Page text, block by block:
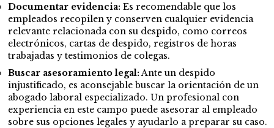
Documentar evidencia: Es recomendable que los
empleados recopilen y conserven cualquier evidencia
relevante relacionada con su despido, como correos
electrónicos, cartas de despido, registros de horas
trabajadas y testimonios de colegas.
Buscar asesoramiento legal: Ante un despido
injustificado, es aconsejable buscar la orientación de un
abogado laboral especializado. Un profesional con
experiencia en este campo puede asesorar al empleado
sobre sus opciones legales y ayudarlo a preparar su caso.